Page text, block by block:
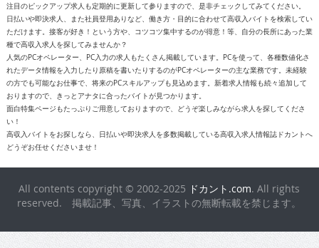
注目のピックアップ求人も定期的に更新して参りますので、是非チェックしてみてください。
日払いや即決求人、また社員登用ありなど、働き方・目的に合わせて高収入バイトを検索してい
ただけます。接客が好き！という方や、コツコツ集中するのが得意！等、自分の長所にあった業
種で高収入求人を探してみませんか？
人気のPCオペレーター、PC入力の求人もたくさん掲載しています。PCを使って、各種数値化さ
れたデータ情報を入力したり原稿を書いたりするのがPCオペレーターの主な業務です。未経験
の方でも可能なお仕事で、将来のPCスキルアップも見込めます。新着求人情報も続々追加して
おりますので、きっとアナタに合ったバイトが見つかります。
面白特集ページもたっぷりご用意しておりますので、どうぞ楽しみながら求人を探してくださ
い！
高収入バイトをお探しなら、日払いや即決求人を多数掲載している高収入求人情報誌ドカントへ
どうぞお任せくださいませ！
All contents copyright © 2002-2025 ドカント.com. All rights
reserved. 掲載記事、写真、イラストの無断転載を禁じます。